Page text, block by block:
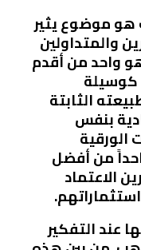
هو موضوع يثير
والمتداولين
واحد من أقدم
كوسيلة
الثابتة
بنفس
الورقية
من أفضل
الاعتماد
عند التفكير